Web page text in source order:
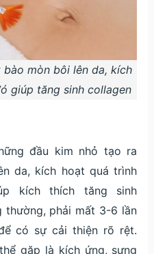
mòn bôi lên da, kích
giúp tăng sinh collagen
đầu kim nhỏ tạo ra
da, kích hoạt quá trình
kích thích tăng sinh
thường, phải mất 3-6 lần
có sự cải thiện rõ rệt.
gặp là kích ứng, sưng